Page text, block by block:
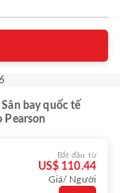
bay quốc tế
Pearson
Bắt đầu từ
US$ 110.44
Giá/ Người